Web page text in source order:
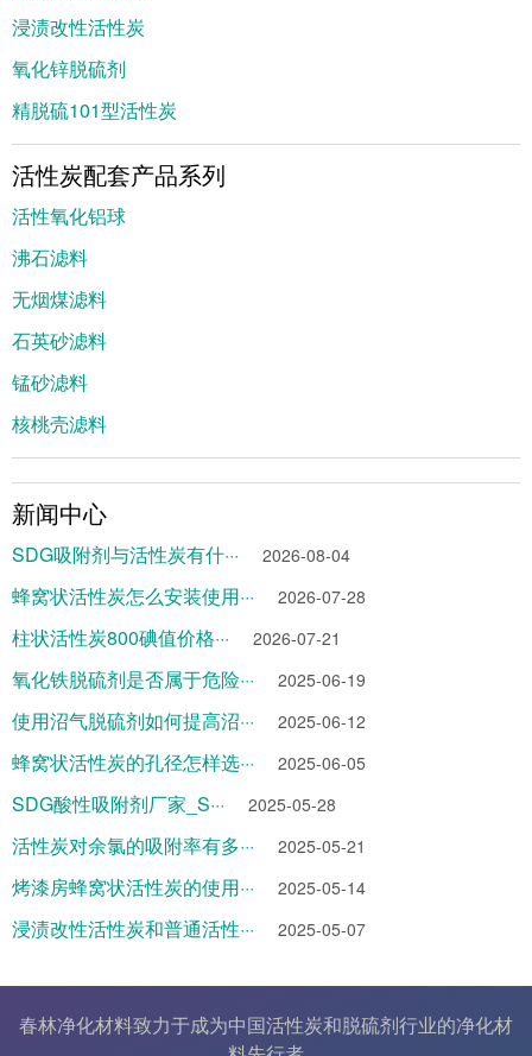
浸渍改性活性炭
氧化锌脱硫剂
精脱硫101型活性炭
活性炭配套产品系列
活性氧化铝球
沸石滤料
无烟煤滤料
石英砂滤料
锰砂滤料
核桃壳滤料
新闻中心
SDG吸附剂与活性炭有什··· 2026-08-04
蜂窝状活性炭怎么安装使用··· 2026-07-28
柱状活性炭800碘值价格··· 2026-07-21
氧化铁脱硫剂是否属于危险··· 2025-06-19
使用沼气脱硫剂如何提高沼··· 2025-06-12
蜂窝状活性炭的孔径怎样选··· 2025-06-05
SDG酸性吸附剂厂家_S··· 2025-05-28
活性炭对余氯的吸附率有多··· 2025-05-21
烤漆房蜂窝状活性炭的使用··· 2025-05-14
浸渍改性活性炭和普通活性··· 2025-05-07
春林净化材料致力于成为中国活性炭和脱硫剂行业的净化材